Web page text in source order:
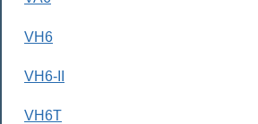
VH6
VH6-II
VH6T